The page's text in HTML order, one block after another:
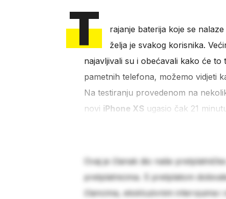
T
rajanje baterija koje se
želja je svakog korisnika.
najavljivali su i obećavali kako će
pametnih telefona, možemo vidjeti
Na testiranju provedenom na
novi iPhone XS ugasio čak 21
Ovaj je članak dio naše
pretplatnicima. S pretplatom
člancima, ekskluzivnim intervjuima i